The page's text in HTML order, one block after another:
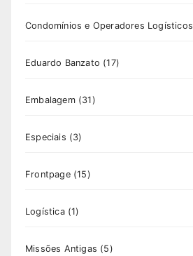
Condomínios e Operadores Logísticos
Eduardo Banzato (17)
Embalagem(31)
Especiais (3)
Frontpage(15)
Logística(1)
Missões Antigas (5)